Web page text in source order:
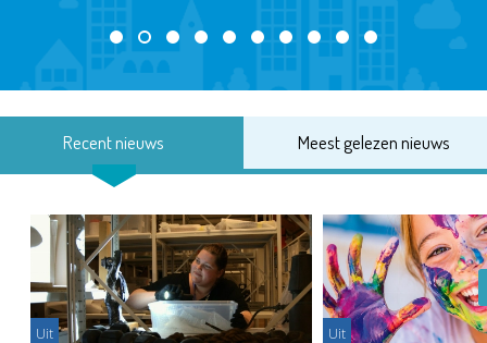
Recent nieuws Meest gelezen nieuws
Uit Uit